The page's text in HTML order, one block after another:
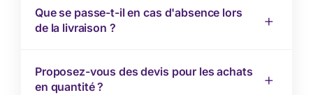
Que se passe-t-il en cas d'absence lors
de la livraison ?
Proposez-vous des devis pour les achats
en quantité ?